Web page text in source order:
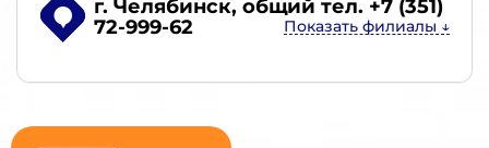
г. Челябинск, общий тел. +7 (351)
72-999-62